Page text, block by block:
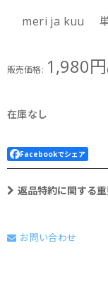
meri ja kuu 単
販売価格: 1,980円
在庫なし
Facebookでシェア
返品特約に関する
お問い合わせ